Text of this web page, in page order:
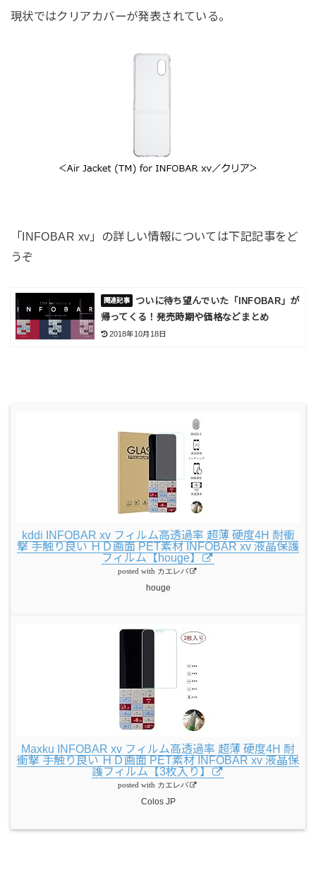
現状ではクリアカバーが発表されている。
「INFOBAR xv」の詳しい情報については下記記事をど
うぞ
ついに待ち望んでいた「INFOBAR」が
帰ってくる！発売時期や価格などまとめ
2018年10月18日
kddi INFOBAR xv フィルム高透過率 超薄 硬度4H 耐衝
撃 手触り良い ＨＤ画面 PET素材 INFOBAR xv 液晶保護
フィルム【houge】
posted with カエレバ
houge
Maxku INFOBAR xv フィルム高透過率 超薄 硬度4H 耐
衝撃 手触り良い ＨＤ画面 PET素材 INFOBAR xv 液晶保
護フィルム【3枚入り】
posted with カエレバ
Colos JP